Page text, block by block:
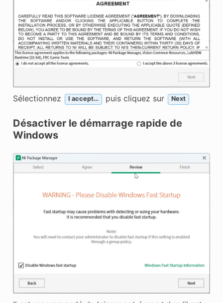
Sélectionnez I accept… puis cliquez sur Next
Désactiver le démarrage rapide de
Windows